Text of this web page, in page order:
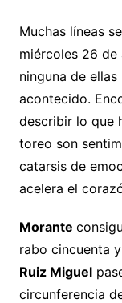
Muchas líneas
miércoles 26 de
ninguna de
acontecido.
describir lo que
toreo son
catarsis de
acelera el
Morante
rabo cincuenta
Ruiz Miguel
circunferencia